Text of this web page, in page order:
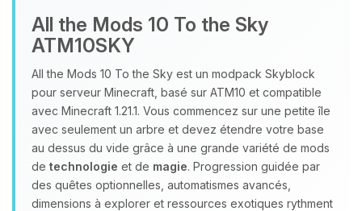
All the Mods 10 To the Sky
ATM10SKY
All the Mods 10 To the Sky est un modpack Skyblock
pour serveur Minecraft, basé sur ATM10 et compatible
avec Minecraft 1.21.1. Vous commencez sur une petite île
avec seulement un arbre et devez étendre votre base
au dessus du vide grâce à une grande variété de mods
de technologie et de magie. Progression guidée par
des quêtes optionnelles, automatismes avancés,
dimensions à explorer et ressources exotiques rythment
assistant BoxToPlay. Dis-moi ce dont
tu as besoin et je vais remuer mes
petits circuits pour t’aider.
06/08/2026 à 14:53